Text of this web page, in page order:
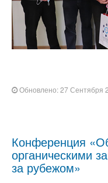
Обновлено: 27 Сентября
Конференция
органическими
за рубежом»